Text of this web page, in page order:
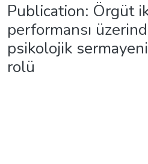
Publication: Örgüt
performansı
psikolojik
rolü